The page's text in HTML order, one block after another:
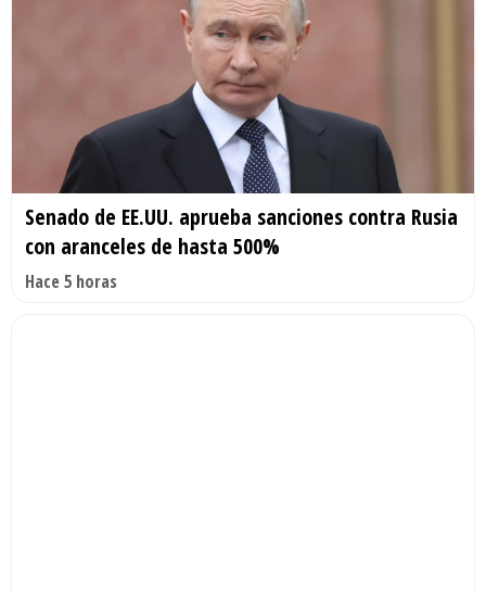
Senado de EE.UU. aprueba sanciones contra Rusia
con aranceles de hasta 500%
Hace 5 horas